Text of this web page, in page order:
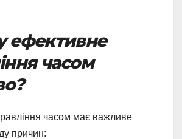
ефективне
часом
часом має важливе
причин: